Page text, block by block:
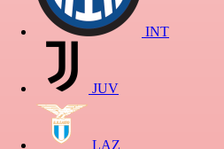
INT
JUV
LAZ